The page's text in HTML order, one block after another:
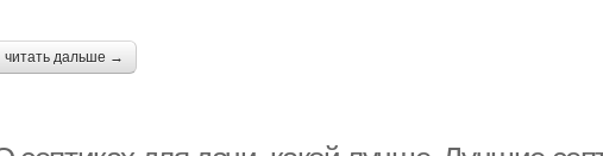
читать дальше →